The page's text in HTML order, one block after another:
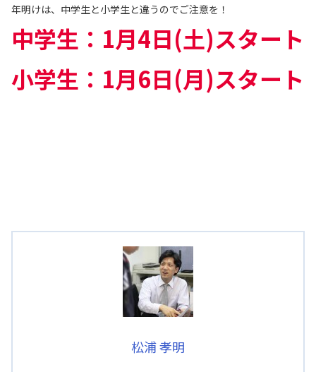
年明けは、中学生と小学生と違うのでご注意を！
中学生：1月4日(土)スタート
小学生：1月6日(月)スタート
松浦 孝明